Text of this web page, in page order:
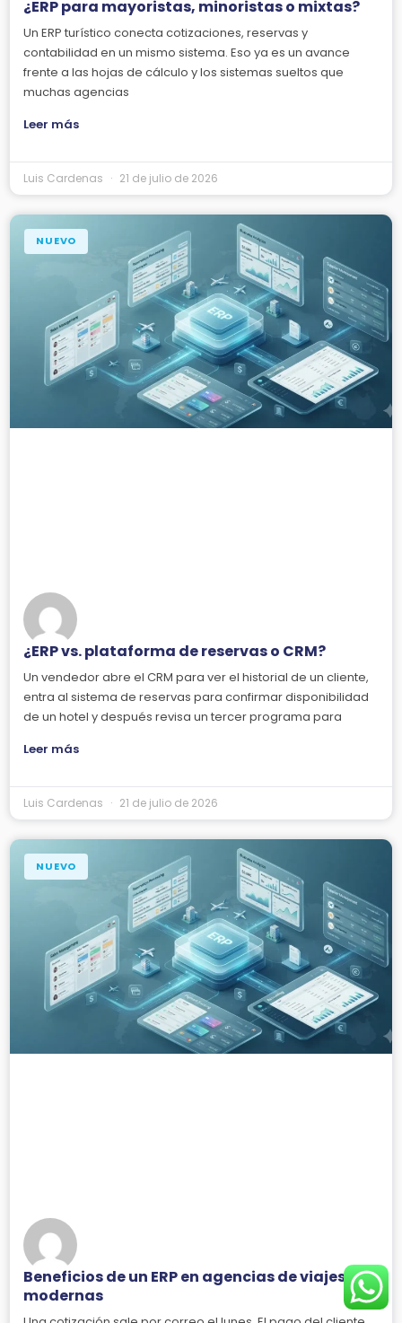
¿ERP para mayoristas, minoristas o mixtas?
Un ERP turístico conecta cotizaciones, reservas y
contabilidad en un mismo sistema. Eso ya es un avance
frente a las hojas de cálculo y los sistemas sueltos que
muchas agencias
Leer más
Luis Cardenas 21 de julio de 2026
NUEVO
¿ERP vs. plataforma de reservas o CRM?
Un vendedor abre el CRM para ver el historial de un cliente,
entra al sistema de reservas para confirmar disponibilidad
de un hotel y después revisa un tercer programa para
Leer más
Luis Cardenas 21 de julio de 2026
NUEVO
Beneficios de un ERP en agencias de viajes
modernas